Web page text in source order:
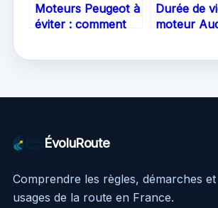
Moteurs Peugeot à
éviter : comment
Durée de
moteur
ÉvoluRoute
Comprendre les règles, démarches et
usages de la route en France.